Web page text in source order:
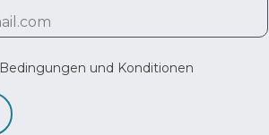
Bedingungen und Konditionen